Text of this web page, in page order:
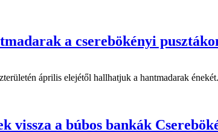
a cserebökényi
április elejétől hallhatjuk a hantmadarak
vissza a búbos bankák